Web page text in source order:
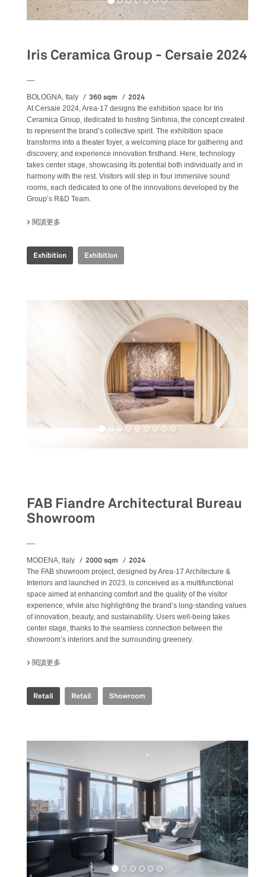
Iris Ceramica Group - Cersaie 2024
BOLOGNA, Italy 360 sqm 2024
At Cersaie 2024, Area-17 designs the exhibition space for Iris
Ceramica Group, dedicated to hosting Sinfonia, the concept created
to represent the brand’s collective spirit. The exhibition space
transforms into a theater foyer, a welcoming place for gathering and
discovery, and experience innovation firsthand. Here, technology
takes center stage, showcasing its potential both individually and in
harmony with the rest. Visitors will step in four immersive sound
rooms, each dedicated to one of the innovations developed by the
Group’s R&D Team.
閱讀更多
Exhibition Exhibition
FAB Fiandre Architectural Bureau
Showroom
MODENA, Italy 2000 sqm 2024
The FAB showroom project, designed by Area-17 Architecture &
Interiors and launched in 2023, is conceived as a multifunctional
space aimed at enhancing comfort and the quality of the visitor
experience, while also highlighting the brand’s long-standing values
of innovation, beauty, and sustainability. Users well-being takes
center stage, thanks to the seamless connection between the
showroom’s interiors and the surrounding greenery.
閱讀更多
Retail Retail Showroom